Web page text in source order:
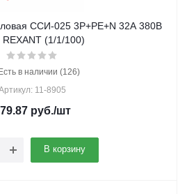
ССИ-025 3Р+РЕ+N 32А 380В
REXANT (1/1/100)
Есть в наличии (126)
11-8905
руб./шт
В корзину